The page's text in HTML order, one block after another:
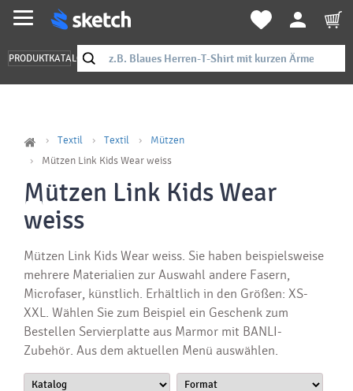
PRODUKTKATALOG
Textil Textil
Mützen
Mützen Link Kids Wear weiss
Mützen Link Kids Wear
weiss
Mützen Link Kids Wear weiss. Sie haben beispielsweise
mehrere Materialien zur Auswahl andere Fasern,
Microfaser, künstlich. Erhältlich in den Größen: XS-
XXL. Wählen Sie zum Beispiel ein Geschenk zum
Bestellen Servierplatte aus Marmor mit BANLI-
Zubehör. Aus dem aktuellen Menü auswählen.